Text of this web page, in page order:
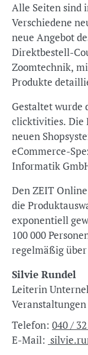
Alle Seiten sind
Verschiedene
neue Angebot
Direktbestell-
Zoomtechnik,
Produkte
Gestaltet wurde
clicktivities. Die
neuen
eCommerce-
Informatik
Den ZEIT
die
exponentiell
100 000
regelmäßig
Silvie Rundel
Leiterin Unternehmenskommunikation und
Veranstaltungen
Telefon: 040 /
E-Mail: